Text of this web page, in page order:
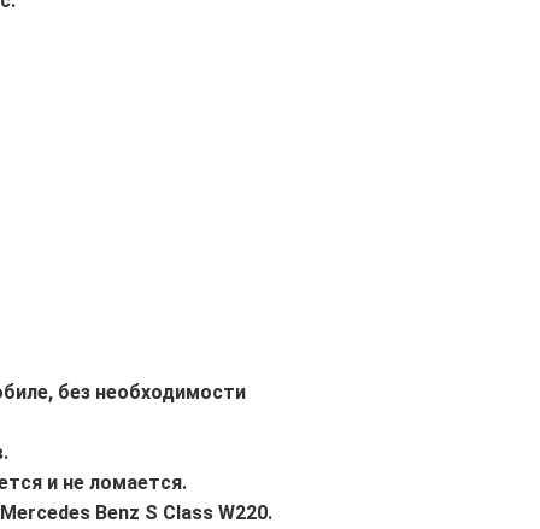
без необходимости
и не ломается.
Benz S Class W220.